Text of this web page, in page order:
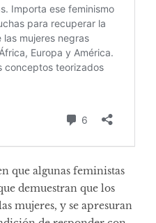
que algunas feministas
demuestran que los
mujeres, y se apresuran